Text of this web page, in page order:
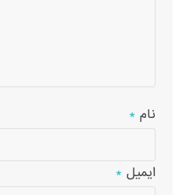
نام*
ایمیل*